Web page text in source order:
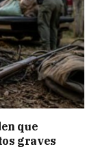
que
graves